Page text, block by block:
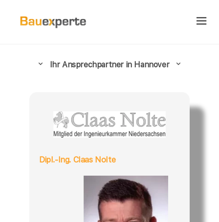
Ihr Ansprechpartner in Hannover
Dipl.-Ing. Claas Nolte